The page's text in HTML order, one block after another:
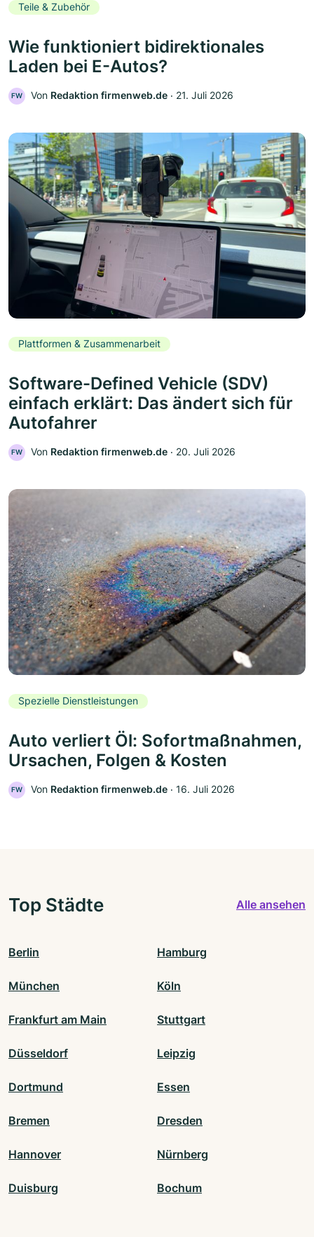
Teile & Zubehör
Wie funktioniert bidirektionales
Laden bei E-Autos?
FW Von Redaktion firmenweb.de ‧ 21. Juli 2026
Plattformen & Zusammenarbeit
Software-Defined Vehicle (SDV)
einfach erklärt: Das ändert sich für
Autofahrer
FW Von Redaktion firmenweb.de ‧ 20. Juli 2026
Spezielle Dienstleistungen
Auto verliert Öl: Sofortmaßnahmen,
Ursachen, Folgen & Kosten
FW Von Redaktion firmenweb.de ‧ 16. Juli 2026
Top Städte Alle ansehen
Berlin Hamburg
München Köln
Frankfurt am Main Stuttgart
Düsseldorf Leipzig
Dortmund Essen
Bremen Dresden
Hannover Nürnberg
Duisburg Bochum